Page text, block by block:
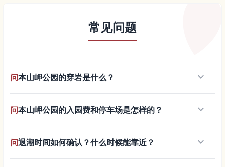
常见问题
问本山岬公园的穿岩是什么？ keyboard_arrow_down
问本山岬公园的入园费和停车场是怎样的？ keyboard_arrow_down
问退潮时间如何确认？什么时候能靠近？ keyboard_arrow_down